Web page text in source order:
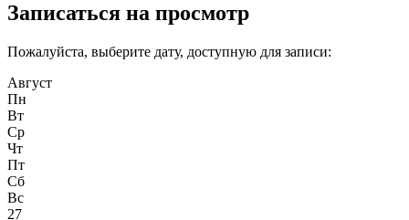
Записаться на просмотр
Пожалуйста, выберите дату, доступную для записи:
Август
Пн
Вт
Ср
Чт
Пт
Сб
Вс
27